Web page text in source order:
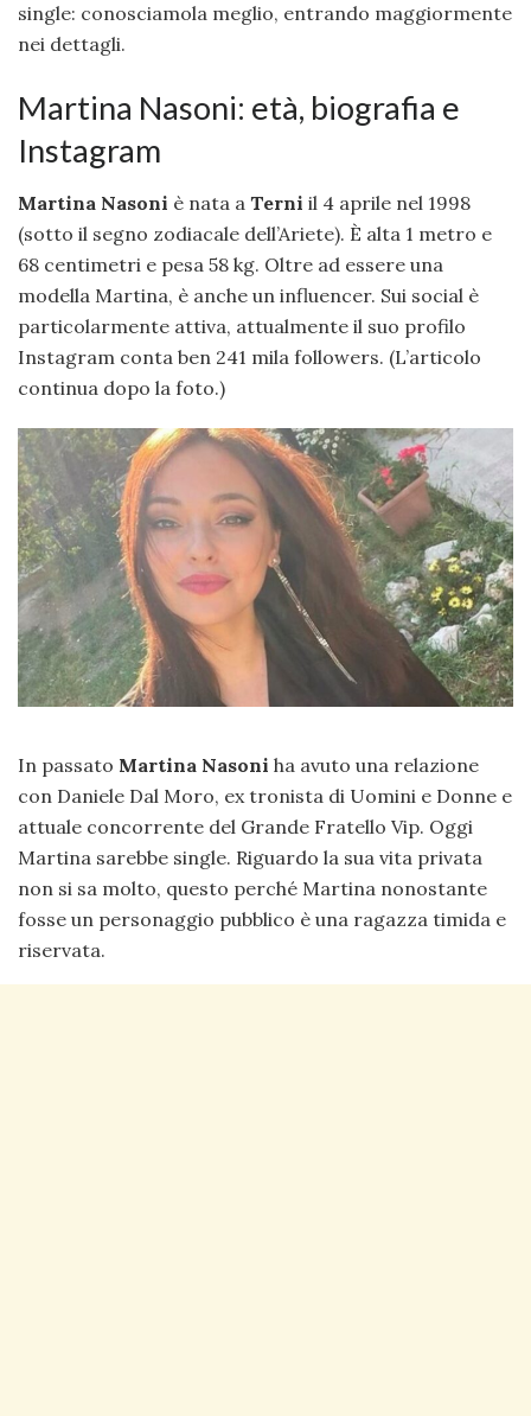
single: conosciamola meglio, entrando maggiormente
nei dettagli.
Martina Nasoni: età, biografia e
Instagram
Martina Nasoni è nata a Terni il 4 aprile nel 1998
(sotto il segno zodiacale dell’Ariete). È alta 1 metro e
68 centimetri e pesa 58 kg. Oltre ad essere una
modella Martina, è anche un influencer. Sui social è
particolarmente attiva, attualmente il suo profilo
Instagram conta ben 241 mila followers. (L’articolo
continua dopo la foto.)
In passato Martina Nasoni ha avuto una relazione
con Daniele Dal Moro, ex tronista di Uomini e Donne e
attuale concorrente del Grande Fratello Vip. Oggi
Martina sarebbe single. Riguardo la sua vita privata
non si sa molto, questo perché Martina nonostante
fosse un personaggio pubblico è una ragazza timida e
riservata.